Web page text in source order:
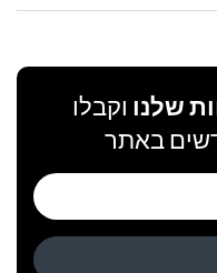
שלנווקבלו
באתר